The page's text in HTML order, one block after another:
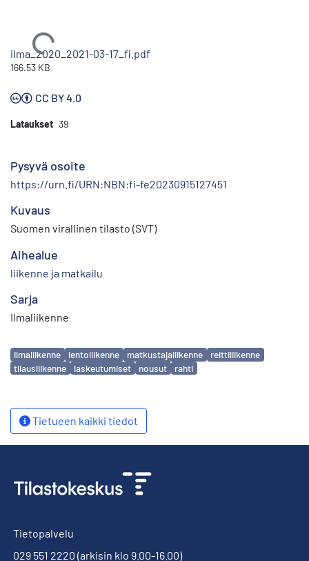
Ladataan...
ilma_2020_2021-03-17_fi.pdf
166.53 KB
CC BY 4.0
Lataukset 39
Pysyvä osoite
https://urn.fi/URN:NBN:fi-fe20230915127451
Kuvaus
Suomen virallinen tilasto (SVT)
Aihealue
liikenne ja matkailu
Sarja
Ilmaliikenne
Avainsanat
ilmaliikenne lentoliikenne matkustajaliikenne
reittiliikenne
tilausliikenne
laskeutumiset nousut rahti
Tietueen kaikki tiedot
Tietopalvelu
029 551 2220 (arkisin klo 9.00-16.00)